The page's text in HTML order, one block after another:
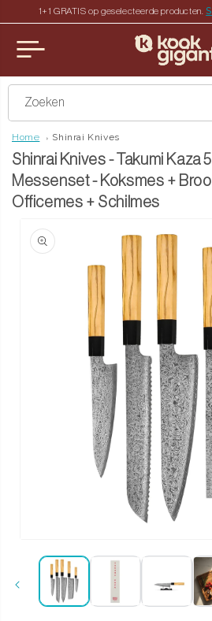
naar de content
1+1 GRATIS op geselecteerde producten.
sluiten
Zoeken
Home Shinrai Knives
Shinrai Knives - Takumi Kaza
Messenset - Koksmes +
Officemes + Schilmes
naar productinformatie